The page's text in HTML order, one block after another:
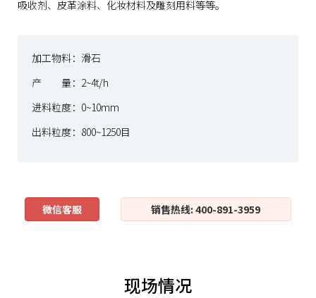
吸收剂、皮革涂料、化妆材料及雕刻用料等等。
加工物料：滑石
产 量：2~4t/h
进料粒度：0~10mm
出料粒度：800~1250目
微信客服 销售热线: 400-891-3959
现场情况